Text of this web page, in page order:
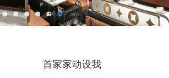
站
首
饮
家
饮
家
闻
动
间
设
于
我